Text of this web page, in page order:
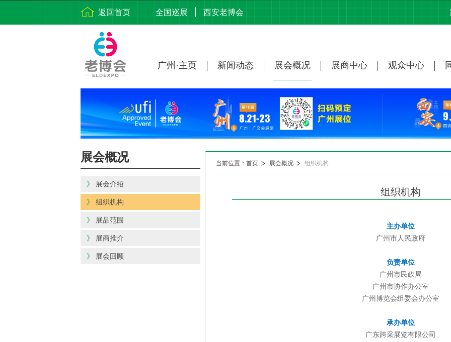
返回首页 全国巡展 西安老博会
广州·主页 新闻动态 展会概况 展商中心 观众中心
展会概况
》 展会介绍
》 组织机构
》 展品范围
》 展商推介
》 展会回顾
当前位置：首页 展会概况 组织机构
组织机构
主办单位
广州市人民政府
负责单位
广州市民政局
广州市协作办公室
广州博览会组委会办公室
承办单位
广东跨采展览有限公司